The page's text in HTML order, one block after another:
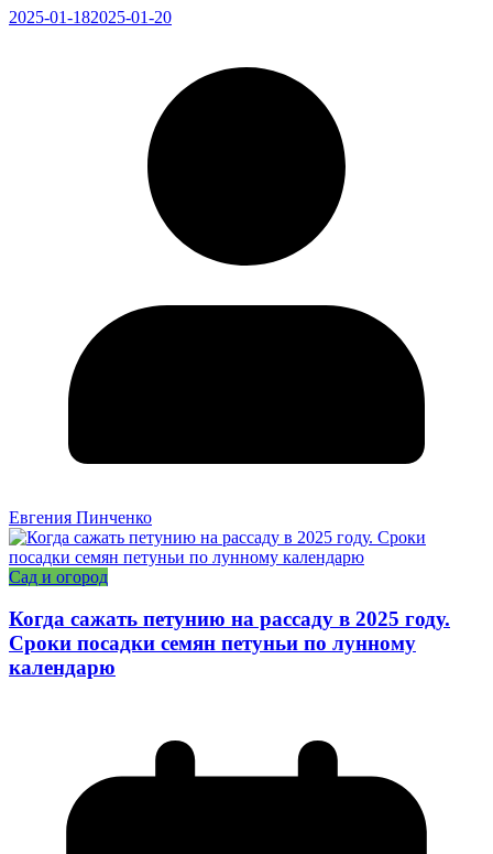
2025-01-182025-01-20
Евгения Пинченко
Сад и огород
Когда сажать петунию на рассаду в 2025 году.
Сроки посадки семян петуньи по лунному
календарю